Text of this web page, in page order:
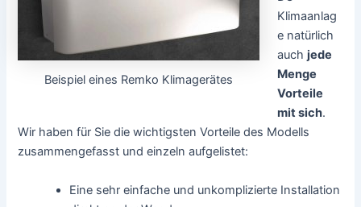
Beispiel eines Remko Klimagerätes
Klimaanlag
e natürlich
auchjede
Menge
Vorteile
mit sich.
Wir haben für Sie die wichtigsten Vorteile des Modells
zusammengefasst und einzeln aufgelistet:
Eine sehr einfache und unkomplizierte Installation